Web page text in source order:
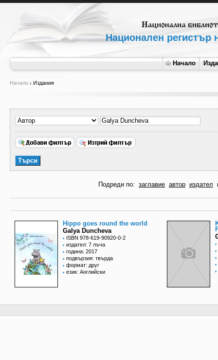
Национален регистър
Начало
Начало Издания
Подреди по: заглавие автор издател
Hippo goes round the world
Galya Duncheva
ISBN 978-619-90920-0-2
издател: 7 лъча
година: 2017
подвързия: твърда
формат: друг
език: Английски